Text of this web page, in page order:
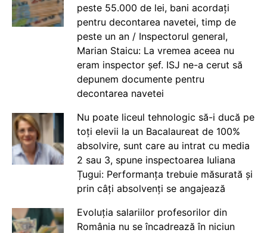
peste 55.000 de lei, bani acordați
pentru decontarea navetei, timp de
peste un an / Inspectorul general,
Marian Staicu: La vremea aceea nu
eram inspector șef. ISJ ne-a cerut să
depunem documente pentru
decontarea navetei
Nu poate liceul tehnologic să-i ducă pe
toți elevii la un Bacalaureat de 100%
absolvire, sunt care au intrat cu media
2 sau 3, spune inspectoarea Iuliana
Țugui: Performanța trebuie măsurată și
prin câți absolvenți se angajează
Evoluția salariilor profesorilor din
România nu se încadrează în niciun